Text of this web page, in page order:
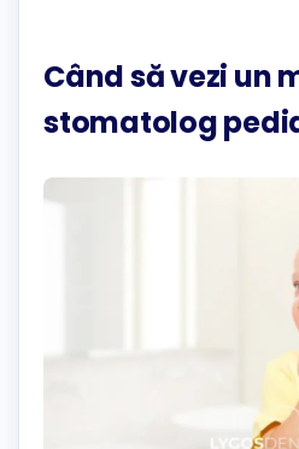
Când să vezi un
stomatolog